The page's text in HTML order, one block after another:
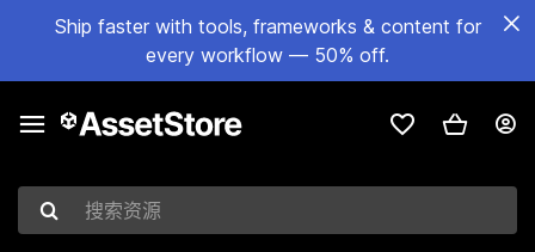
Ship faster with tools, frameworks & content for
every workflow — 50% off.
搜索资源